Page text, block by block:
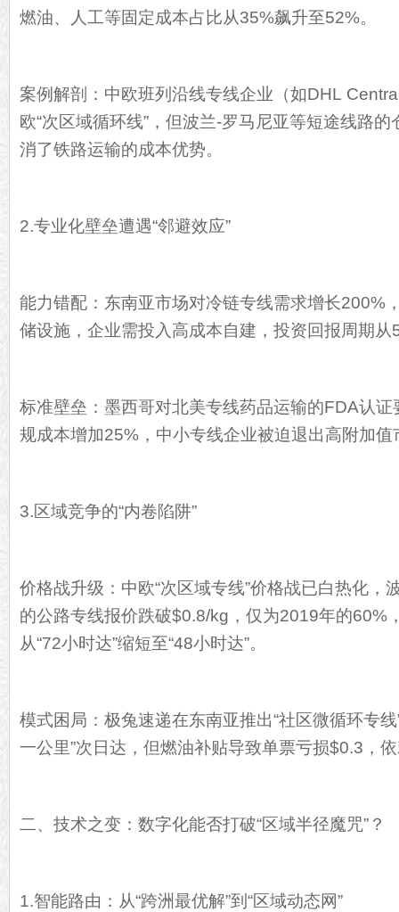
燃油、人工等固定成本占比从35%飙升至52%。
案例解剖：中欧班列沿线专线企业（如DHL
欧“次区域循环线”，但波兰-罗马尼亚等短途线路
消了铁路运输的成本优势。
2.专业化壁垒遭遇“邻避效应”
能力错配：东南亚市场对冷链专线需求增长200%
储设施，企业需投入高成本自建，投资回报周期从
标准壁垒：墨西哥对北美专线药品运输的FDA认
规成本增加25%，中小专线企业被迫退出高附加值
3.区域竞争的“内卷陷阱”
价格战升级：中欧“次区域专线”价格战已白热化，
的公路专线报价跌破$0.8/kg，仅为2019年的60%
从“72小时达”缩短至“48小时达”。
模式困局：极兔速递在东南亚推出“社区微循环专
一公里”次日达，但燃油补贴导致单票亏损$0.3，
二、技术之变：数字化能否打破“区域半径魔咒”？
1.智能路由：从“跨洲最优解”到“区域动态网”